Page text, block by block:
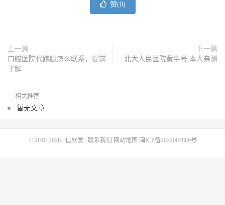
赞(0)
上一篇
口腔医院代跑腿怎么联系，提前
了解
下一篇
北大人民医院黄牛号,本人亲测
相关推荐
暂无文章
© 2010-2026 信软发 联系我们 网站地图 闽ICP备2022007889号